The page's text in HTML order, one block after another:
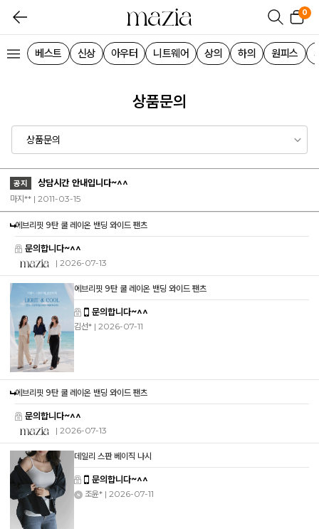
0
베스트 신상 아우터 니트웨어 상의 하의 원피스
상품문의
공지 상담시간 안내입니다~^^
마지** | 2011-03-15
에브리핏 9탄 쿨 레이온 밴딩 와이드 팬츠
문의합니다~^^
| 2026-07-13
에브리핏 9탄 쿨 레이온 밴딩 와이드 팬츠
문의합니다~^^
김선* | 2026-07-11
에브리핏 9탄 쿨 레이온 밴딩 와이드 팬츠
문의합니다~^^
| 2026-07-13
데일리 스판 베이직 나시
문의합니다~^^
조윤* | 2026-07-11